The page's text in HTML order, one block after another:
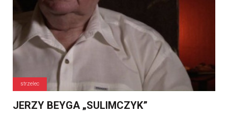
strzelec
JERZY BEYGA „SULIMCZYK”